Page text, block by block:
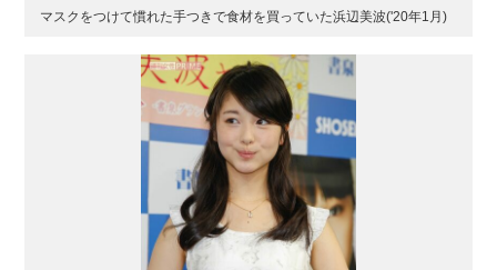
マスクをつけて慣れた手つきで食材を買っていた浜辺美波('20年1月)